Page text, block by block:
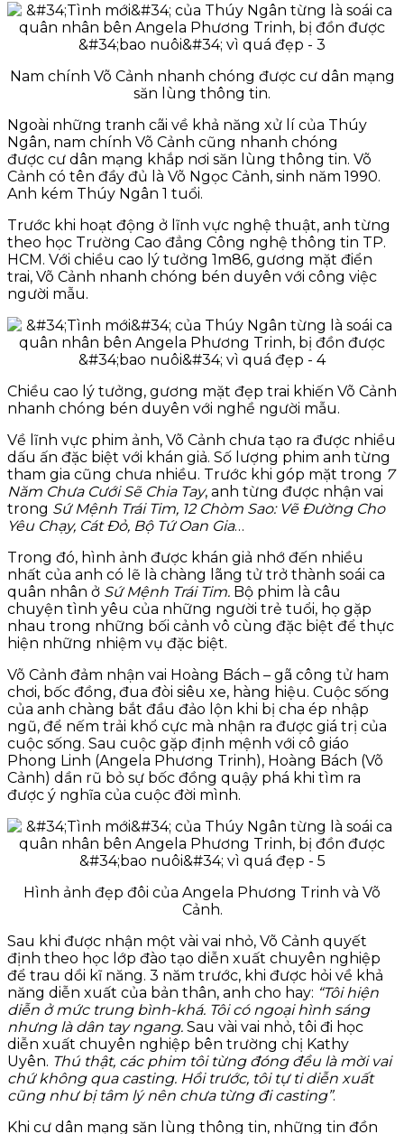
Nam chính Võ Cảnh nhanh chóng được cư dân mạng
săn lùng thông tin.
Ngoài những tranh cãi về khả năng xử lí của Thúy
Ngân, nam chính Võ Cảnh cũng nhanh chóng
được cư dân mạng khắp nơi săn lùng thông tin. Võ
Cảnh có tên đầy đủ là Võ Ngọc Cảnh, sinh năm 1990.
Anh kém Thúy Ngân 1 tuổi.
Trước khi hoạt động ở lĩnh vực nghệ thuật, anh từng
theo học Trường Cao đẳng Công nghệ thông tin TP.
HCM. Với chiều cao lý tưởng 1m86, gương mặt điển
trai, Võ Cảnh nhanh chóng bén duyên với công việc
người mẫu.
Chiều cao lý tưởng, gương mặt đẹp trai khiến Võ Cảnh
nhanh chóng bén duyên với nghề người mẫu.
Về lĩnh vực phim ảnh, Võ Cảnh chưa tạo ra được nhiều
dấu ấn đặc biệt với khán giả. Số lượng phim anh từng
tham gia cũng chưa nhiều. Trước khi góp mặt trong 7
Năm Chưa Cưới Sẽ Chia Tay, anh từng được nhận vai
trong Sứ Mệnh Trái Tim, 12 Chòm Sao: Vẽ Đường Cho
Yêu Chạy, Cát Đỏ, Bộ Tứ Oan Gia…
Trong đó, hình ảnh được khán giả nhớ đến nhiều
nhất của anh có lẽ là chàng lãng tử trở thành soái ca
quân nhân ở Sứ Mệnh Trái Tim. Bộ phim là câu
chuyện tình yêu của những người trẻ tuổi, họ gặp
nhau trong những bối cảnh vô cùng đặc biệt để thực
hiện những nhiệm vụ đặc biệt.
Võ Cảnh đảm nhận vai Hoàng Bách – gã công tử ham
chơi, bốc đồng, đua đòi siêu xe, hàng hiệu. Cuộc sống
của anh chàng bắt đầu đảo lộn khi bị cha ép nhập
ngũ, để nếm trải khổ cực mà nhận ra được giá trị của
cuộc sống. Sau cuộc gặp định mệnh với cô giáo
Phong Linh (Angela Phương Trinh), Hoàng Bách (Võ
Cảnh) dần rũ bỏ sự bốc đồng quậy phá khi tìm ra
được ý nghĩa của cuộc đời mình.
Hình ảnh đẹp đôi của Angela Phương Trinh và Võ
Cảnh.
Sau khi được nhận một vài vai nhỏ, Võ Cảnh quyết
định theo học lớp đào tạo diễn xuất chuyên nghiệp
để trau dồi kĩ năng. 3 năm trước, khi được hỏi về khả
năng diễn xuất của bản thân, anh cho hay: “Tôi hiện
diễn ở mức trung bình-khá. Tôi có ngoại hình sáng
nhưng là dân tay ngang. Sau vài vai nhỏ, tôi đi học
diễn xuất chuyên nghiệp bên trường chị Kathy
Uyên. Thú thật, các phim tôi từng đóng đều là mời vai
chứ không qua casting. Hồi trước, tôi tự ti diễn xuất
cũng như bị tâm lý nên chưa từng đi casting”.
Khi cư dân mạng săn lùng thông tin, những tin đồn